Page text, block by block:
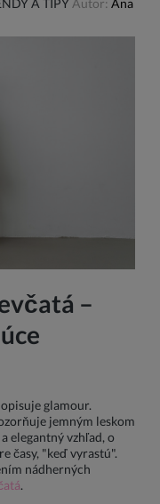
A TIPY Autor: Ana
–
glamour.
jemným leskom
elegantný vzhľad, o
časy, "keď vyrastú".
nádherných
.